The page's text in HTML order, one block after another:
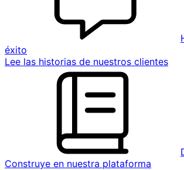
éxito
Lee las historias de nuestros clientes
Construye en nuestra plataforma